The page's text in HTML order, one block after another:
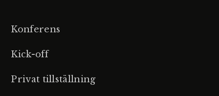
Konferens
Kick-off
Privat tillställning